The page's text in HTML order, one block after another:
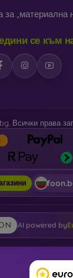
„материална
се към
Всички права
AI powered by